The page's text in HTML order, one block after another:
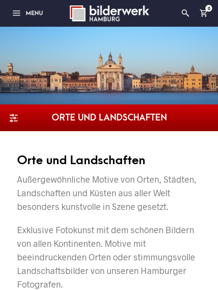
MENU
0
ORTE UND LANDSCHAFTEN
Orte und Landschaften
Außergewöhnliche Motive von Orten, Städten,
Landschaften und Küsten aus aller Welt
besonders kunstvolle in Szene gesetzt.
Exklusive Fotokunst mit dem schönen Bildern
von allen Kontinenten. Motive mit
beeindruckenden Orten oder stimmungsvolle
Landschaftsbilder von unseren Hamburger
Fotografen.